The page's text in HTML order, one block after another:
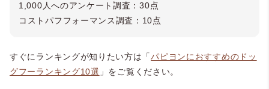
1,000人へのアンケート調査：30点
コストパフフォーマンス調査：10点
すぐにランキングが知りたい方は「パピヨンにおすすめのドッ
グフーランキング10選 」をご覧ください。